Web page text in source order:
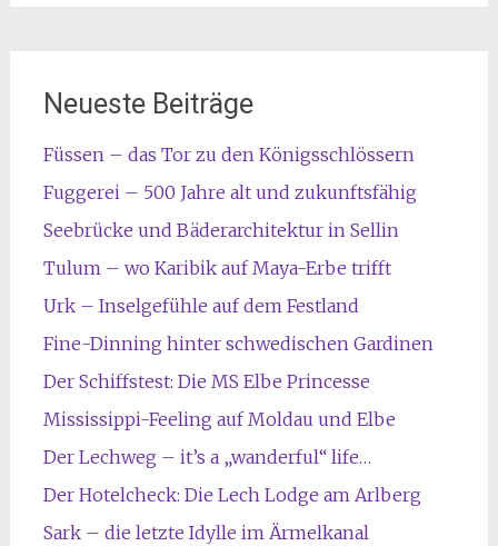
Neueste Beiträge
Füssen – das Tor zu den Königsschlössern
Fuggerei – 500 Jahre alt und zukunftsfähig
Seebrücke und Bäderarchitektur in Sellin
Tulum – wo Karibik auf Maya-Erbe trifft
Urk – Inselgefühle auf dem Festland
Fine-Dinning hinter schwedischen Gardinen
Der Schiffstest: Die MS Elbe Princesse
Mississippi-Feeling auf Moldau und Elbe
Der Lechweg – it’s a „wanderful“ life…
Der Hotelcheck: Die Lech Lodge am Arlberg
Sark – die letzte Idylle im Ärmelkanal